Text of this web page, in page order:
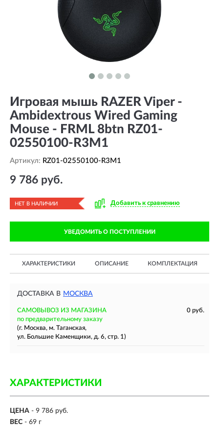
Игровая мышь RAZER Viper -
Ambidextrous Wired Gaming
Mouse - FRML 8btn RZ01-
02550100-R3M1
Артикул: RZ01-02550100-R3M1
9 786 руб.
НЕТ В НАЛИЧИИ Добавить к сравнению
УВЕДОМИТЬ О ПОСТУПЛЕНИИ
ХАРАКТЕРИСТИКИ ОПИСАНИЕ КОМПЛЕКТАЦИЯ
ДОСТАВКА В МОСКВА
САМОВЫВОЗ ИЗ МАГАЗИНА
0 руб.
по предварительному заказу
(г. Москва, м. Таганская,
ул. Большие Каменщики, д. 6, стр. 1)
ХАРАКТЕРИСТИКИ
ЦЕНА - 9 786 руб.
ВЕС - 69 г